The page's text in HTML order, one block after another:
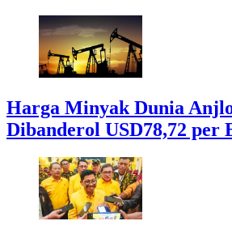
Harga Minyak Dunia
Dibanderol USD78,72 per